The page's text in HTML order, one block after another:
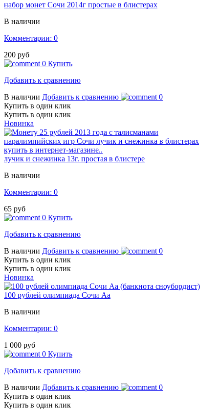
набор монет Сочи 2014г простые в блистерах
В наличии
Комментарии: 0
200 руб
0 Купить
Добавить к сравнению
В наличии Добавить к сравнению
0
Купить в один клик
Купить в один клик
Новинка
лучик и снежинка 13г. простая в блистере
В наличии
Комментарии: 0
65 руб
0 Купить
Добавить к сравнению
В наличии Добавить к сравнению
0
Купить в один клик
Купить в один клик
Новинка
100 рублей олимпиада Сочи Аа
В наличии
Комментарии: 0
1 000 руб
0 Купить
Добавить к сравнению
В наличии Добавить к сравнению
0
Купить в один клик
Купить в один клик